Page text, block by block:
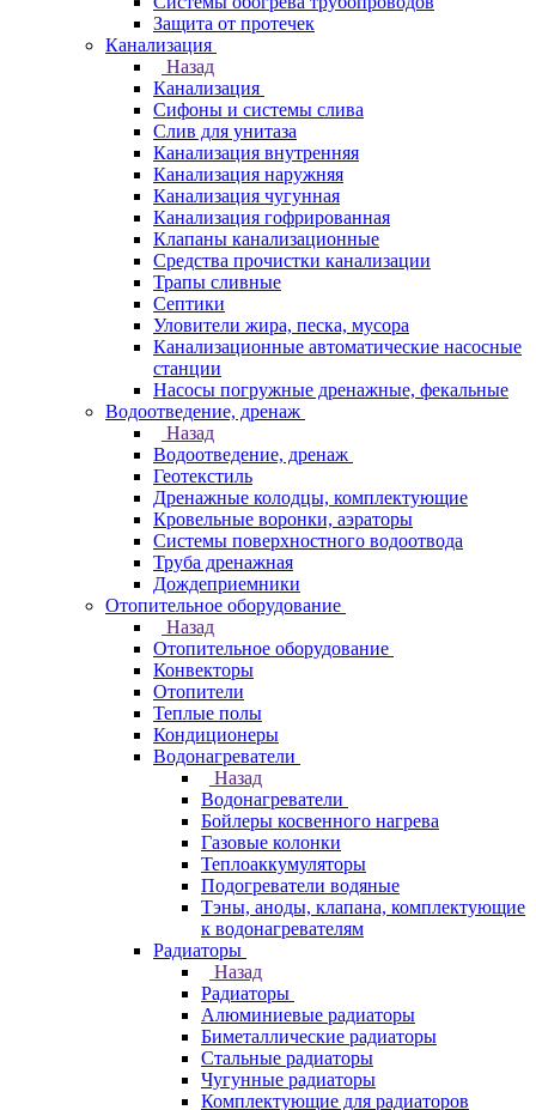
Защита от протечек
Канализация
Назад
Канализация
Сифоны и системы слива
Слив для унитаза
Канализация внутренняя
Канализация наружняя
Канализация чугунная
Канализация гофрированная
Клапаны канализационные
Средства прочистки канализации
Трапы сливные
Септики
Уловители жира, песка, мусора
Канализационные автоматические насосные
станции
Насосы погружные дренажные, фекальные
Водоотведение, дренаж
Назад
Водоотведение, дренаж
Геотекстиль
Дренажные колодцы, комплектующие
Кровельные воронки, аэраторы
Системы поверхностного водоотвода
Труба дренажная
Дождеприемники
Отопительное оборудование
Назад
Отопительное оборудование
Конвекторы
Отопители
Теплые полы
Кондиционеры
Водонагреватели
Назад
Водонагреватели
Бойлеры косвенного нагрева
Газовые колонки
Теплоаккумуляторы
Подогреватели водяные
Тэны, аноды, клапана, комплектующие
к водонагревателям
Радиаторы
Назад
Радиаторы
Алюминиевые радиаторы
Биметаллические радиаторы
Стальные радиаторы
Чугунные радиаторы
Комплектующие для радиаторов